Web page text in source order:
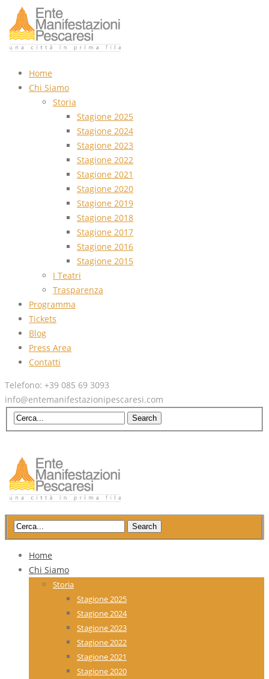
Home
Chi Siamo
Storia
Stagione 2025
Stagione 2024
Stagione 2023
Stagione 2022
Stagione 2021
Stagione 2020
Stagione 2019
Stagione 2018
Stagione 2017
Stagione 2016
Stagione 2015
I Teatri
Trasparenza
Programma
Tickets
Blog
Press Area
Contatti
Telefono: +39 085 69 3093
info@entemanifestazionipescaresi.com
Home
Chi Siamo
Storia
Stagione 2025
Stagione 2024
Stagione 2023
Stagione 2022
Stagione 2021
Stagione 2020